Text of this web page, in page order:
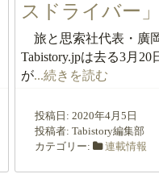
スドライバー
旅と思索社代表・廣
Tabistory.jpは去る3月
が...続きを読む
投稿日: 2020年4月5日
投稿者: Tabistory編集部
カテゴリー:
連載情報